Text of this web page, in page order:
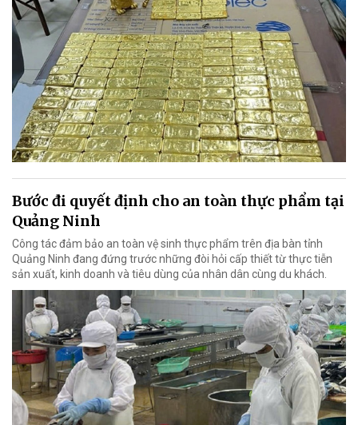
Bước đi quyết định cho an toàn thực phẩm tại
Quảng Ninh
Công tác đảm bảo an toàn vệ sinh thực phẩm trên địa bàn tỉnh
Quảng Ninh đang đứng trước những đòi hỏi cấp thiết từ thực tiễn
sản xuất, kinh doanh và tiêu dùng của nhân dân cùng du khách.